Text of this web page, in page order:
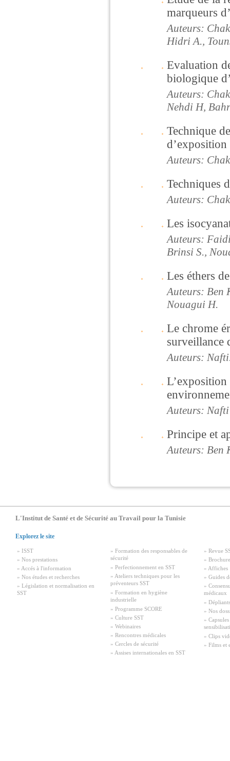
marqueurs
Auteurs:
Hidri A.,
Evaluation
biologique
Auteurs:
Nehdi H,
Technique
d’exposition
Auteurs:
Techniques
Auteurs:
Les
Auteurs:
Brinsi S.,
Les éthers
Auteurs: Ben
Nouagui H.
Le chrome
surveillance
Auteurs:
Auteurs:
Principe et
Auteurs: Ben
L'Institut de Santé et de Sécurité au Travail pour la Tunisie
Explorez le site
» ISST
» Nos prestations
» Accés à l'information
» Nos études et recherches
» Législation et normalisation en
SST
» Formation des responsables de
sécurité
» Perfectionnement en SST
» Ateliers techniques pour les
préventeurs SST
» Formation en hygiène
industrielle
» Programme SCORE
» Culture SST
» Webinaires
» Rencontres médicales
» Cercles de sécurité
» Assises internationales en SST
» Revue
»
» Affiches
» Guides
»
médicaux
» Dépliants
» Nos
»
» Clips
» Films et